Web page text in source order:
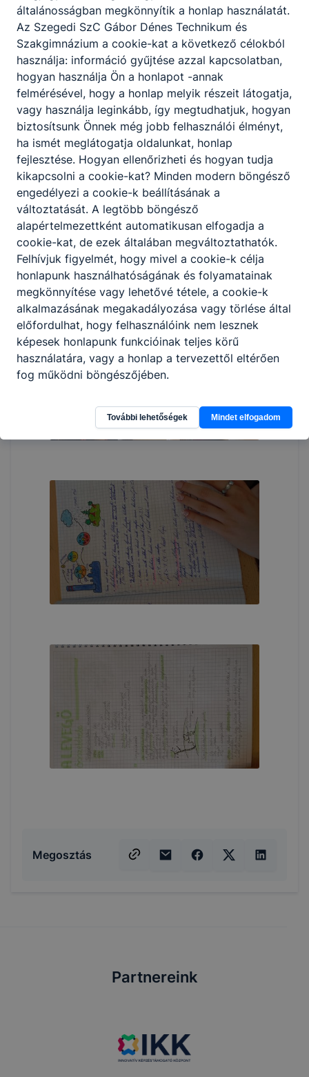
Megosztás
Partnereink
általánosságban megkönnyítik a honlap használatát.
Az Szegedi SzC Gábor Dénes Technikum és
Szakgimnázium a cookie-kat a következő célokból
használja: információ gyűjtése azzal kapcsolatban,
hogyan használja Ön a honlapot -annak
felmérésével, hogy a honlap melyik részeit látogatja,
vagy használja leginkább, így megtudhatjuk, hogyan
biztosítsunk Önnek még jobb felhasználói élményt,
ha ismét meglátogatja oldalunkat, honlap
fejlesztése. Hogyan ellenőrizheti és hogyan tudja
kikapcsolni a cookie-kat? Minden modern böngésző
engedélyezi a cookie-k beállításának a
változtatását. A legtöbb böngésző
alapértelmezettként automatikusan elfogadja a
cookie-kat, de ezek általában megváltoztathatók.
Felhívjuk figyelmét, hogy mivel a cookie-k célja
honlapunk használhatóságának és folyamatainak
megkönnyítése vagy lehetővé tétele, a cookie-k
alkalmazásának megakadályozása vagy törlése által
előfordulhat, hogy felhasználóink nem lesznek
képesek honlapunk funkcióinak teljes körű
használatára, vagy a honlap a tervezettől eltérően
fog működni böngészőjében.
További lehetőségek Mindet elfogadom